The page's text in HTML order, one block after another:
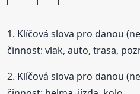
1. Klíčová slova pro danou
činnost: vlak, auto, trasa,
2. Klíčová slova pro danou